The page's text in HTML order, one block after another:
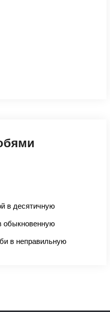
в десятичную
обыкновенную
в неправильную